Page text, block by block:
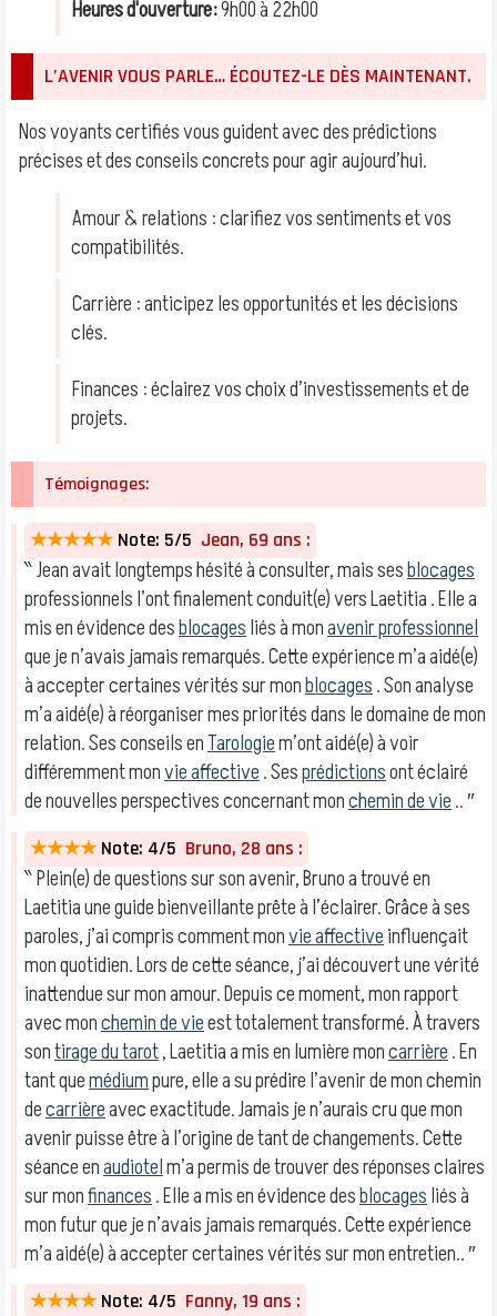
Heures d'ouverture:9h00 à 22h00
L’AVENIR VOUS PARLE… ÉCOUTEZ-LE DÈS MAINTENANT.
Nos voyants certifiés vous guident avec des prédictions
précises et des conseils concrets pour agir aujourd’hui.
Amour & relations : clarifiez vos sentiments et vos
compatibilités.
Carrière : anticipez les opportunités et les décisions
clés.
Finances : éclairez vos choix d’investissements et de
projets.
Témoignages:
★★★★★ Note: 5/5 Jean, 69 ans :
‶ Jean avait longtemps hésité à consulter, mais sesblocages
professionnels l’ont finalement conduit(e) vers Laetitia . Elle a
mis en évidence desblocagesliés à monavenir professionnel
que je n’avais jamais remarqués. Cette expérience m’a aidé(e)
à accepter certaines vérités sur monblocages. Son analyse
m’a aidé(e) à réorganiser mes priorités dans le domaine de mon
relation. Ses conseils enTarologiem’ont aidé(e) à voir
différemment monvie affective. Sesprédictionsont éclairé
de nouvelles perspectives concernant monchemin de vie.. ″
★★★★ Note: 4/5 Bruno, 28 ans :
‶ Plein(e) de questions sur son avenir, Bruno a trouvé en
Laetitia une guide bienveillante prête à l’éclairer. Grâce à ses
paroles, j’ai compris comment monvie affectiveinfluençait
mon quotidien. Lors de cette séance, j’ai découvert une vérité
inattendue sur mon amour. Depuis ce moment, mon rapport
avec monchemin de vieest totalement transformé. À travers
sontirage du tarot, Laetitia a mis en lumière moncarrière. En
tant quemédiumpure, elle a su prédire l’avenir de mon chemin
decarrièreavec exactitude. Jamais je n’aurais cru que mon
avenir puisse être à l’origine de tant de changements. Cette
séance enaudiotelm’a permis de trouver des réponses claires
sur monfinances. Elle a mis en évidence desblocagesliés à
mon futur que je n’avais jamais remarqués. Cette expérience
m’a aidé(e) à accepter certaines vérités sur mon entretien.. ″
★★★★ Note: 4/5 Fanny, 19 ans :